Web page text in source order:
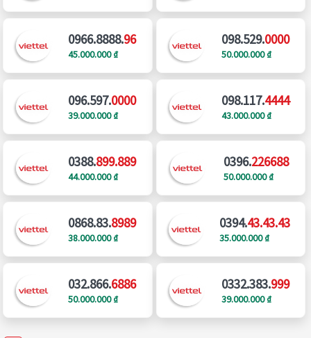
0966.8888.96
45.000.000 ₫
098.529.0000
50.000.000 ₫
096.597.0000
39.000.000 ₫
098.117.4444
43.000.000 ₫
0388.899.889
44.000.000 ₫
0396.226688
50.000.000 ₫
0868.83.8989
38.000.000 ₫
0394.43.43.43
35.000.000 ₫
032.866.6886
50.000.000 ₫
0332.383.999
39.000.000 ₫